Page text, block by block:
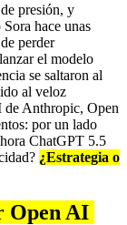
presión, y
hace unas
perder
el modelo
se saltaron al
al veloz
de Anthropic, Open
por un lado
ChatGPT 5.5
¿Estrategia o
Open AI